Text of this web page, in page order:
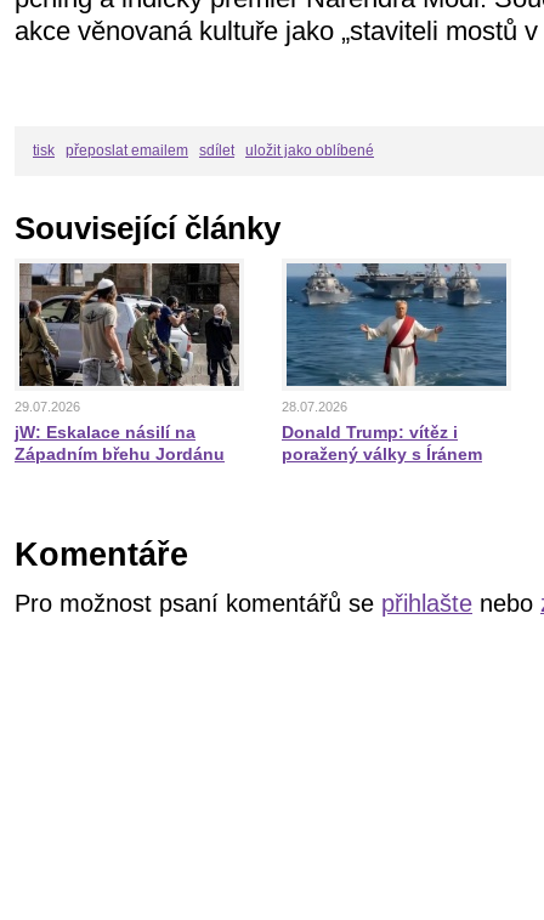
akce věnovaná kultuře jako „staviteli mostů
tisk přeposlat emailem sdílet uložit jako oblíbené
Související články
29.07.2026
jW: Eskalace násilí na
Západním břehu Jordánu
28.07.2026
Donald Trump: vítěz i
poražený války s Íránem
Komentáře
Pro možnost psaní komentářů se přihlašte nebo